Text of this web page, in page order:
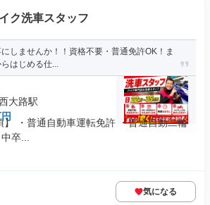
ク洗車スタッフ
しませんか！！資格不要・普通免許OK！ま
はじめる仕...
大路駅
】 ・普通自動車運転免許 ・普通自動二輪
卒...
気になる